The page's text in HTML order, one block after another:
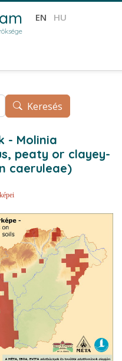
Keresés
EN HU
- Molinia
peaty or clayey-
caeruleae)